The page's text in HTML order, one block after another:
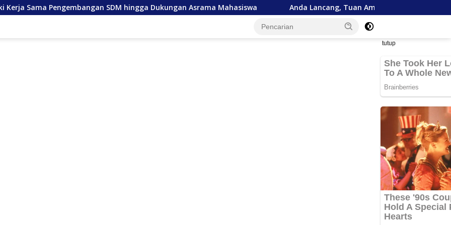
SDM hingga Dukungan Asrama Mahasiswa Anda Lancang, Tuan Amran! Bank Aceh Tegaskan
tutup